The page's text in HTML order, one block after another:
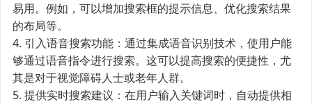
易用。例如，可以增加搜索框的提示信息、优化搜索结果
的布局等。
4. 引入语音搜索功能：通过集成语音识别技术，使用户能
够通过语音指令进行搜索。这可以提高搜索的便捷性，尤
其是对于视觉障碍人士或老年人群。
5. 提供实时搜索建议：在用户输入关键词时，自动提供相